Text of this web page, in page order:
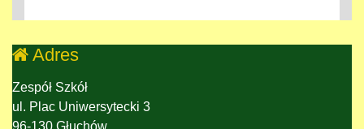
Adres
Zespół Szkół
ul. Plac Uniwersytecki 3